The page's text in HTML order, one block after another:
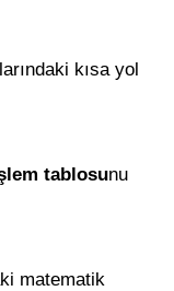
kısa yol
tablosunu
matematik